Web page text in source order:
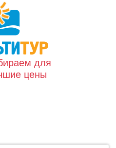
для
цены